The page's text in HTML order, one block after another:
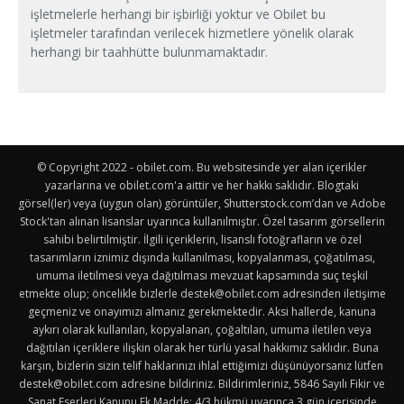
işletmelerle herhangi bir işbirliği yoktur ve Obilet bu
işletmeler tarafından verilecek hizmetlere yönelik olarak
herhangi bir taahhütte bulunmamaktadır.
© Copyright 2022 - obilet.com. Bu websitesinde yer alan içerikler
yazarlarına ve obilet.com'a aittir ve her hakkı saklıdır. Blogtaki
görsel(ler) veya (uygun olan) görüntüler, Shutterstock.com’dan ve Adobe
Stock'tan alınan lisanslar uyarınca kullanılmıştır. Özel tasarım görsellerin
sahibi belirtilmiştir. İlgili içeriklerin, lisanslı fotoğrafların ve özel
tasarımların iznimiz dışında kullanılması, kopyalanması, çoğatılması,
umuma iletilmesi veya dağıtılması mevzuat kapsamında suç teşkil
etmekte olup; öncelikle bizlerle destek@obilet.com adresinden iletişime
geçmeniz ve onayımızı almanız gerekmektedir. Aksi hallerde, kanuna
aykırı olarak kullanılan, kopyalanan, çoğaltılan, umuma iletilen veya
dağıtılan içeriklere ilişkin olarak her türlü yasal hakkımız saklıdır. Buna
karşın, bizlerin sizin telif haklarınızı ihlal ettiğimizi düşünüyorsanız lütfen
destek@obilet.com adresine bildiriniz. Bildirimleriniz, 5846 Sayılı Fikir ve